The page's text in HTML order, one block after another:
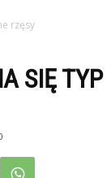
rzęsy
SIĘ TYP